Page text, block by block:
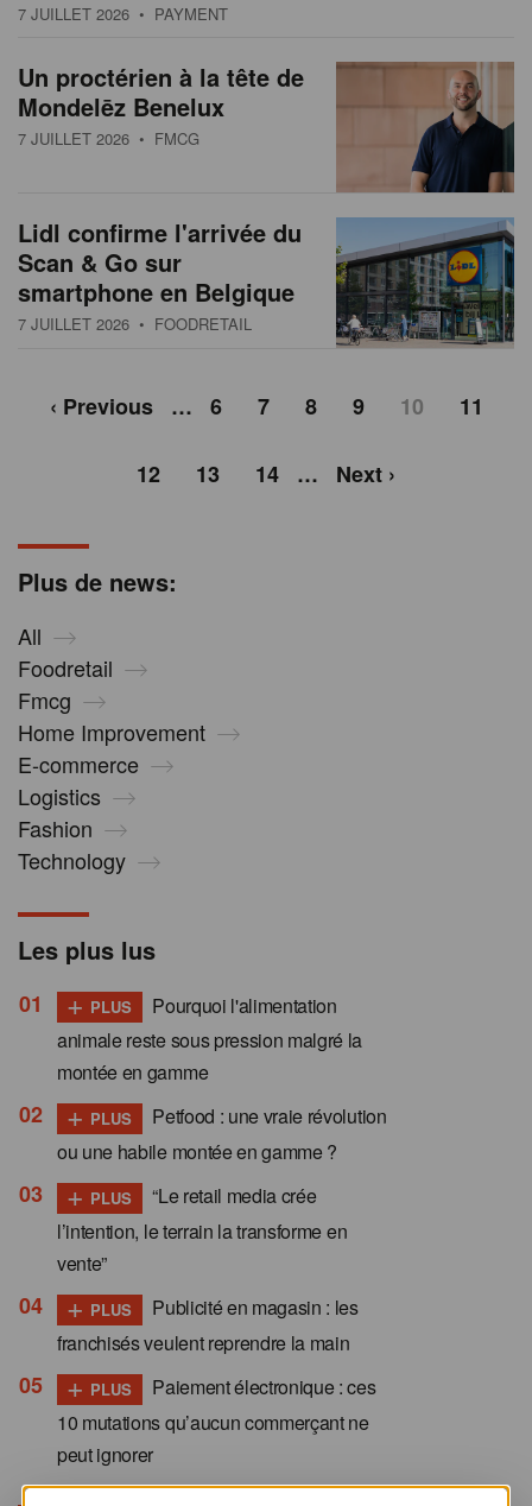
Plus de news:
All
Foodretail
Fmcg
Home Improvement
E-commerce
Logistics
Fashion
Technology
7 JUILLET 2026 • PAYMENT
Un proctérien à la tête de
Mondelēz Benelux
7 JUILLET 2026 • FMCG
Lidl confirme l'arrivée du
Scan & Go sur
smartphone en Belgique
7 JUILLET 2026 • FOODRETAIL
‹ Previous … 6 7 8 9 10 11
12 13 14 … Next ›
Les plus lus
+ PLUS
Pourquoi l'alimentation
animale reste sous pression malgré la
montée en gamme
+ PLUS
Petfood : une vraie révolution
ou une habile montée en gamme ?
+ PLUS
“Le retail media crée
l’intention, le terrain la transforme en
vente”
+ PLUS
Publicité en magasin : les
franchisés veulent reprendre la main
+ PLUS
Paiement électronique : ces
10 mutations qu’aucun commerçant ne
peut ignorer